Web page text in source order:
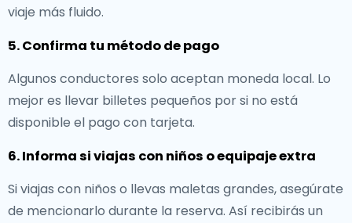
viaje más fluido.
5. Confirma tu método de pago
Algunos conductores solo aceptan moneda local. Lo
mejor es llevar billetes pequeños por si no está
disponible el pago con tarjeta.
6. Informa si viajas con niños o equipaje extra
Si viajas con niños o llevas maletas grandes, asegúrate
de mencionarlo durante la reserva. Así recibirás un